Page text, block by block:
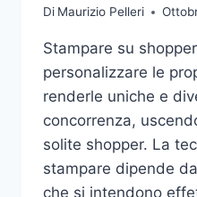
Di Maurizio Pelleri
Stampare su
personalizzare le
renderle uniche e
concorrenza,
solite shopper. La
stampare dipende
che si intendono